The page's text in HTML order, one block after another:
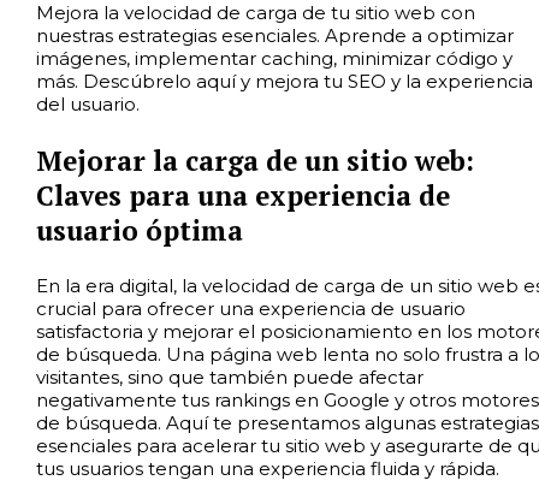
Mejora la velocidad de carga de tu sitio web con
nuestras estrategias esenciales. Aprende a optimizar
imágenes, implementar caching, minimizar código y
más. Descúbrelo aquí y mejora tu SEO y la experiencia
del usuario.
Mejorar la carga de un sitio web:
Claves para una experiencia de
usuario óptima
En la era digital, la velocidad de carga de un sitio web
crucial para ofrecer una experiencia de usuario
satisfactoria y mejorar el posicionamiento en los
de búsqueda. Una página web lenta no solo frustra a
visitantes, sino que también puede afectar
negativamente tus rankings en Google y otros motores
de búsqueda. Aquí te presentamos algunas estrategias
esenciales para acelerar tu sitio web y asegurarte de
tus usuarios tengan una experiencia fluida y rápida.